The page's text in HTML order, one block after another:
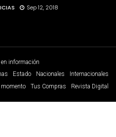
Sep 12, 2018
en información
Estado Nacionales
Internacionales
Tus Compras Revista Digital